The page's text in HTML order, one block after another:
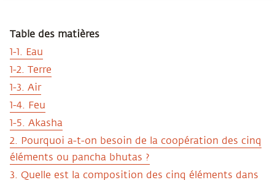
Table des matières
1-1. Eau
1-2. Terre
1-3. Air
1-4. Feu
1-5. Akasha
2. Pourquoi a-t-on besoin de la coopération des cinq
éléments ou pancha bhutas ?
3. Quelle est la composition des cinq éléments dans